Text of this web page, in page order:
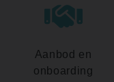
Aanbod en
onboarding